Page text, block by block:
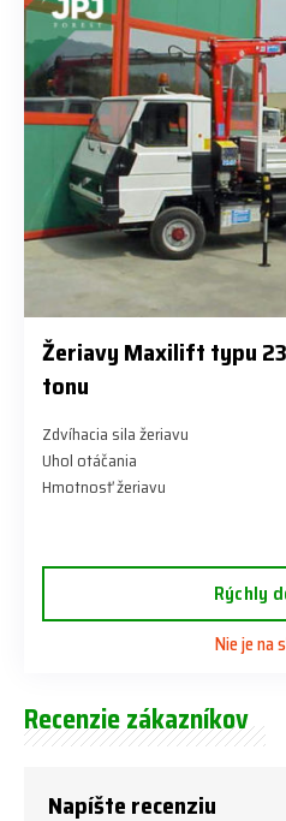
Žeriavy Maxilift typu
tonu
Zdvíhacia sila žeriavu
Uhol otáčania
Hmotnosť žeriavu
Rýchly
Nie je na
Recenzie zákazníkov
Napíšte recenziu